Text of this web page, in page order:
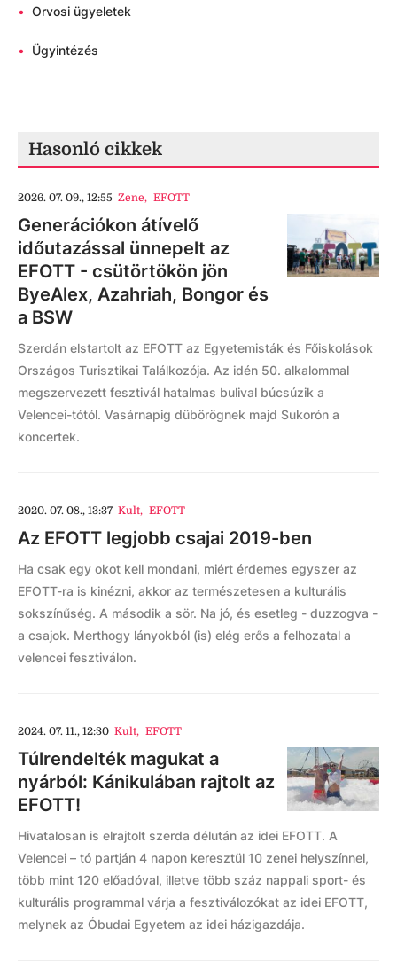
• Orvosi ügyeletek
• Ügyintézés
Hasonló cikkek
2026. 07. 09., 12:55 Zene, EFOTT
Generációkon átívelő
időutazással ünnepelt az
EFOTT - csütörtökön jön
ByeAlex, Azahriah, Bongor és
a BSW
Szerdán elstartolt az EFOTT az Egyetemisták és Főiskolások
Országos Turisztikai Találkozója. Az idén 50. alkalommal
megszervezett fesztivál hatalmas bulival búcsúzik a
Velencei-tótól. Vasárnapig dübörögnek majd Sukorón a
koncertek.
2020. 07. 08., 13:37 Kult, EFOTT
Az EFOTT legjobb csajai 2019-ben
Ha csak egy okot kell mondani, miért érdemes egyszer az
EFOTT-ra is kinézni, akkor az természetesen a kulturális
sokszínűség. A második a sör. Na jó, és esetleg - duzzogva -
a csajok. Merthogy lányokból (is) elég erős a felhozatal a
velencei fesztiválon.
2024. 07. 11., 12:30 Kult, EFOTT
Túlrendelték magukat a
nyárból: Kánikulában rajtolt az
EFOTT!
Hivatalosan is elrajtolt szerda délután az idei EFOTT. A
Velencei – tó partján 4 napon keresztül 10 zenei helyszínnel,
több mint 120 előadóval, illetve több száz nappali sport- és
kulturális programmal várja a fesztiválozókat az idei EFOTT,
melynek az Óbudai Egyetem az idei házigazdája.